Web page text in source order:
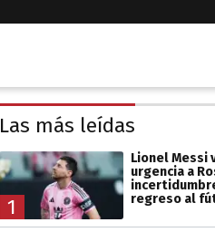
Las más leídas
1
Lionel Messi
urgencia a
regreso al